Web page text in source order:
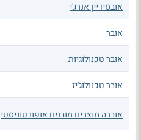
אובסידיין אנרג'י
אובר
אובר טכנולוגיות
אובר טכנולוג'יז
אוברה מוצרים מובנים אופורטוניסטי